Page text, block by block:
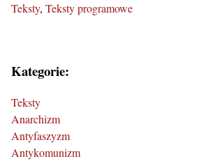
Teksty Teksty programowe
Kategorie:
Teksty
Anarchizm
Antyfaszyzm
Antykomunizm